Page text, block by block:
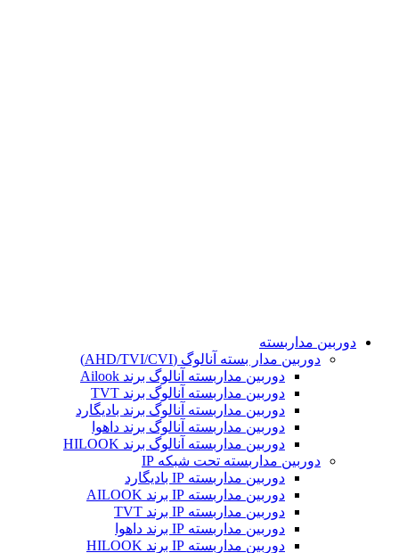
دوربین مداربسته
دوربین مدار بسته آنالوگ (AHD/TVI/CVI)
دوربین مداربسته آنالوگ برند Ailook
دوربین مداربسته آنالوگ برند TVT
دوربین مداربسته آنالوگ برند بادیگارد
دوربین مداربسته آنالوگ برند داهوا
دوربین مداربسته آنالوگ برند HILOOK
دوربین مداربسته تحت شبکه IP
دوربین مداربسته IP بادیگارد
دوربین مداربسته IP برند AILOOK
دوربین مداربسته IP برند TVT
دوربین مداربسته IP برند داهوا
دوربین مداربسته IP برند HILOOK